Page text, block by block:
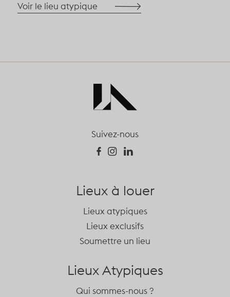
Voir le lieu atypique
Suivez-nous
Lieux à louer
Lieux atypiques
Lieux exclusifs
Soumettre un lieu
Lieux Atypiques
Qui sommes-nous ?